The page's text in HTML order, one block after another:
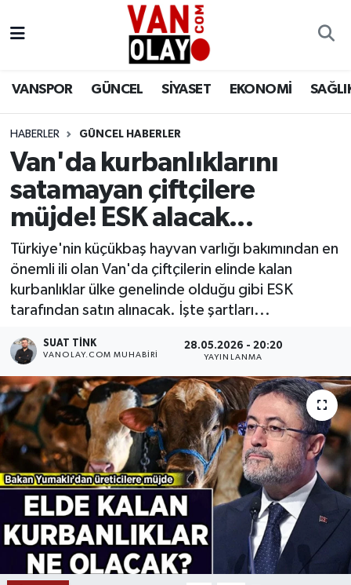
VANSPOR GÜNCEL SİYASET EKONOMİ
HABERLER GÜNCEL HABERLER
Van'da kurbanlıklarını
satamayan çiftçilere
müjde! ESK alacak...
Türkiye'nin küçükbaş hayvan varlığı bakımından en
önemli ili olan Van'da çiftçilerin elinde kalan
kurbanlıklar ülke genelinde olduğu gibi ESK
tarafından satın alınacak. İşte şartları...
SUAT TINK
VANOLAY.COM MUHABIRI
28.05.2026 - 20:20
YAYINLANMA
Siyaset
Ekonomi
Sağlık
Eğitim
Bilim & Teknoloji
Dünya
RESMİ İLANLAR
Van Nöbetçi Eczaneler
Van Namaz Vakitleri
Van Trafik Yoğunluk Haritası
Süper Lig Puan Durumu ve Fikstür
Tüm Manşetler
Son Dakika Haberleri
Haber Arşivi